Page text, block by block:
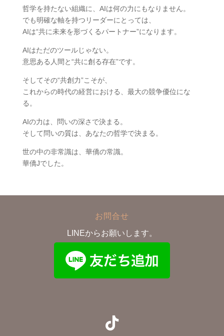
哲学を持たない組織に、AIは何の力にもなりません。
でも明確な軸を持つリーダーにとっては、
AIは“共に未来を形づくるパートナー”になります。
AIはただのツールじゃない。
意思ある人間と“共に創る存在”です。
そしてその“共創力”こそが、
これからの時代の経営における、最大の競争優位にな
る。
AIの力は、問いの深さで決まる。
そして問いの質は、あなたの哲学で決まる。
世の中の非常識は、華僑の常識。
華僑Jでした。
お問合せ
LINEからお願いします。
